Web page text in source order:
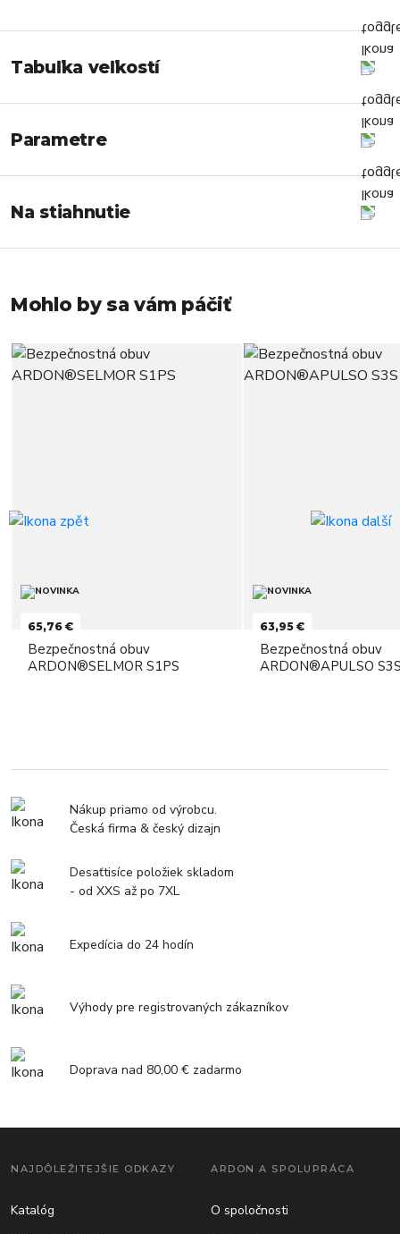
Tabuľka veľkostí
Parametre
Na stiahnutie
Mohlo by sa vám páčiť
65,76 €
Bezpečnostná obuv
ARDON®SELMOR S1PS
63,95 €
Bezpečnostná obuv
ARDON®APULSO
Nákup priamo od výrobcu.
Česká firma & český dizajn
Desaťtisíce položiek skladom
- od XXS až po 7XL
Expedícia do 24 hodín
Výhody pre registrovaných zákazníkov
Doprava nad 80,00 € zadarmo
NAJDÔLEŽITEJŠIE ODKAZY
Katalóg
ARDON A SPOLUPRÁCA
O spoločnosti